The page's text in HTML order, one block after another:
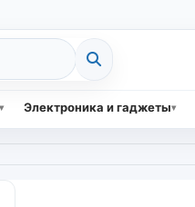
Электроника и гаджеты